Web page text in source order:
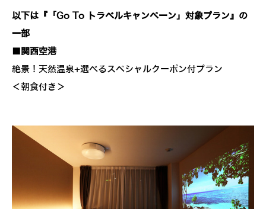
以下は『「Go To トラベルキャンペーン」対象プラン』の
一部
■関西空港
絶景！天然温泉+選べるスペシャルクーポン付プラン
＜朝食付き＞